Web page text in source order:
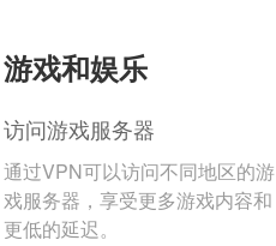
游戏和娱乐
访问游戏服务器
通过VPN可以访问不同地区的游
戏服务器，享受更多游戏内容和
更低的延迟。